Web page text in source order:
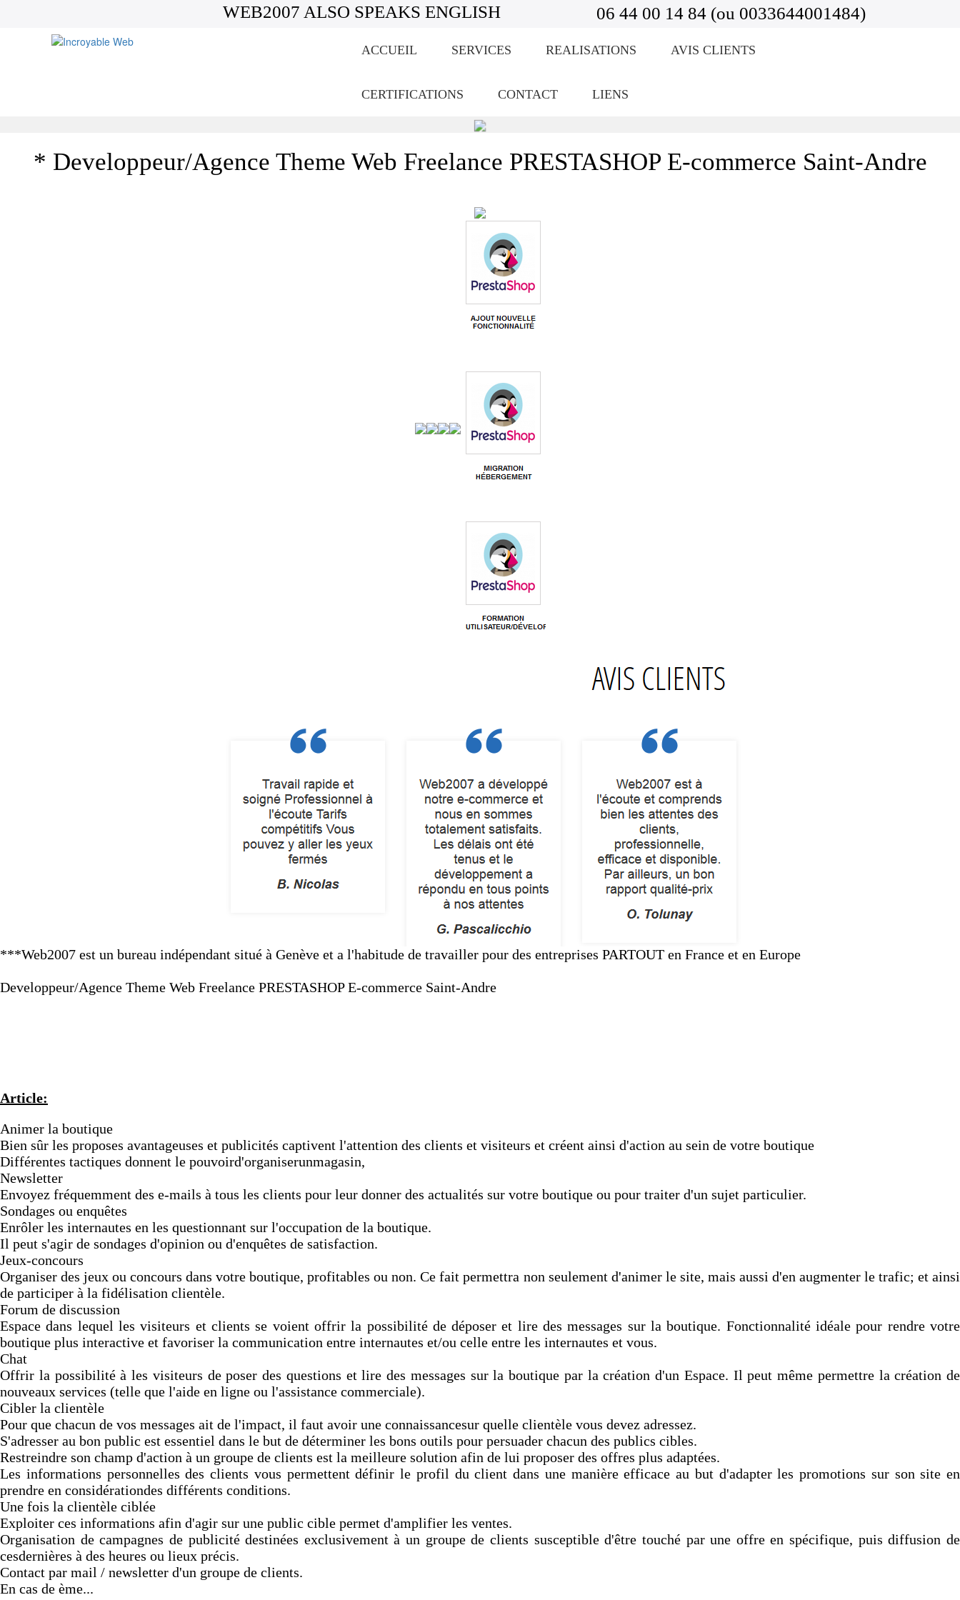
WEB2007 ALSO SPEAKS ENGLISH 06 44 00 14 84 (ou 0033644001484)
ACCUEIL SERVICES REALISATIONS AVIS CLIENTS
CERTIFICATIONS CONTACT LIENS
* Developpeur/Agence Theme Web Freelance PRESTASHOP E-commerce Saint-Andre
***Web2007 est un bureau indépendant situé à Genève et a l'habitude de travailler pour des entreprises PARTOUT en France et en Europe
Developpeur/Agence Theme Web Freelance PRESTASHOP E-commerce Saint-Andre
Article:
Animer la boutique
Bien sûr les proposes avantageuses et publicités captivent l'attention des clients et visiteurs et créent ainsi d'action au sein de votre boutique
Différentes tactiques donnent le pouvoird'organiserunmagasin,
Newsletter
Envoyez fréquemment des e-mails à tous les clients pour leur donner des actualités sur votre boutique ou pour traiter d'un sujet particulier.
Sondages ou enquêtes
Enrôler les internautes en les questionnant sur l'occupation de la boutique.
Il peut s'agir de sondages d'opinion ou d'enquêtes de satisfaction.
Jeux-concours
Organiser des jeux ou concours dans votre boutique, profitables ou non. Ce fait permettra non seulement d'animer le site, mais aussi d'en augmenter le trafic; et ainsi
de participer à la fidélisation clientèle.
Forum de discussion
Espace dans lequel les visiteurs et clients se voient offrir la possibilité de déposer et lire des messages sur la boutique. Fonctionnalité idéale pour rendre votre
boutique plus interactive et favoriser la communication entre internautes et/ou celle entre les internautes et vous.
Chat
Offrir la possibilité à les visiteurs de poser des questions et lire des messages sur la boutique par la création d'un Espace. Il peut même permettre la création de
nouveaux services (telle que l'aide en ligne ou l'assistance commerciale).
Cibler la clientèle
Pour que chacun de vos messages ait de l'impact, il faut avoir une connaissancesur quelle clientèle vous devez adressez.
S'adresser au bon public est essentiel dans le but de déterminer les bons outils pour persuader chacun des publics cibles.
Restreindre son champ d'action à un groupe de clients est la meilleure solution afin de lui proposer des offres plus adaptées.
Les informations personnelles des clients vous permettent définir le profil du client dans une manière efficace au but d'adapter les promotions sur son site en
prendre en considérationdes différents conditions.
Une fois la clientèle ciblée
Exploiter ces informations afin d'agir sur une public cible permet d'amplifier les ventes.
Organisation de campagnes de publicité destinées exclusivement à un groupe de clients susceptible d'être touché par une offre en spécifique, puis diffusion de
cesdernières à des heures ou lieux précis.
Contact par mail / newsletter d'un groupe de clients.
En cas de ème...